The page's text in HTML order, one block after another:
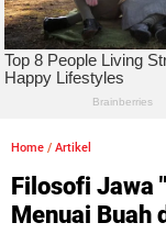
Home / Artikel
Filosofi Jawa
Menuai Buah